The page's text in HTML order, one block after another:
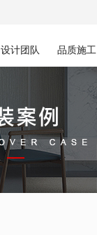
设计团队 品质施工